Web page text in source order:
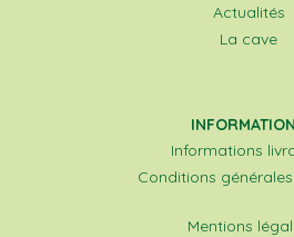
Actualités
La cave
Informations
Conditions
Mentions